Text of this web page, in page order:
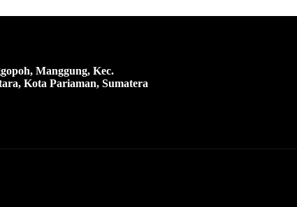
Manggung, Kec.
Kota Pariaman, Sumatera